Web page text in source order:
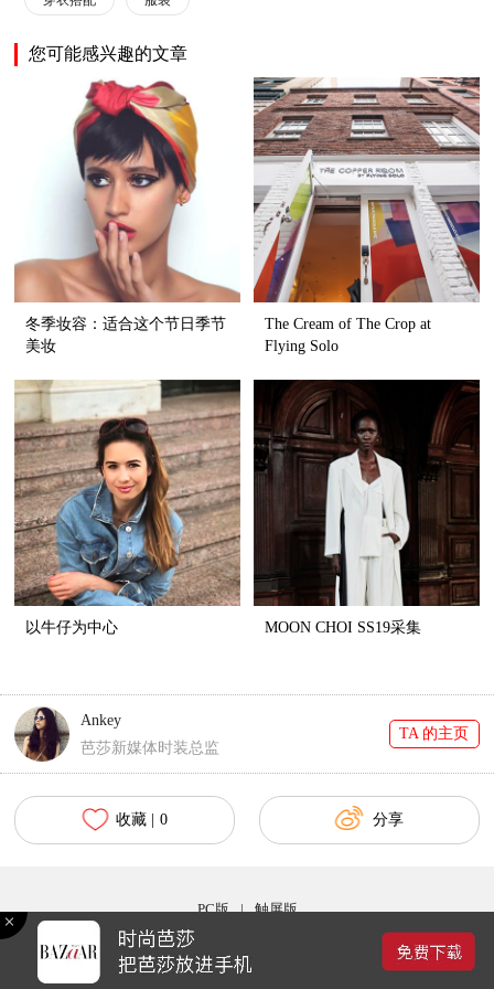
您可能感兴趣的文章
冬季妆容：适合这个节日季节
美妆
The Cream of The Crop at
Flying Solo
以牛仔为中心 MOON CHOI SS19采集
Ankey
芭莎新媒体时装总监
TA 的主页
收藏 | 0 分享
PC版 | 触屏版
Copyright © 2017 bazaar.com.cn 北京时尚在线网络服务有限公司 京ICP备030044号